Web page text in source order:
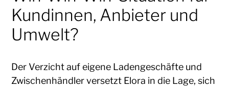
Kundinnen, Anbieter und
Umwelt?
Der Verzicht auf eigene Ladengeschäfte und
Zwischenhändler versetzt Elora in die Lage, sich